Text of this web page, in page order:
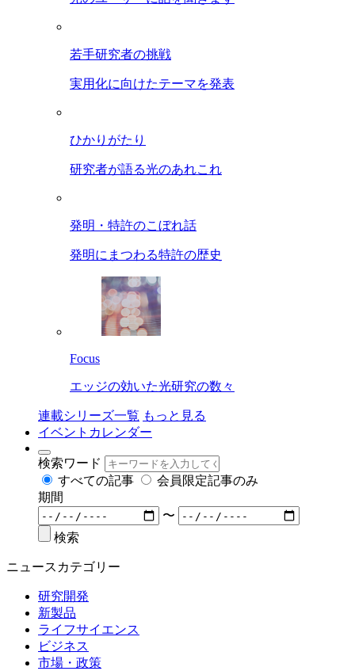
若手研究者の挑戦
実用化に向けたテーマを発表
ひかりがたり
研究者が語る光のあれこれ
発明・特許のこぼれ話
発明にまつわる特許の歴史
Focus
エッジの効いた光研究の数々
連載シリーズ一覧 もっと見る
イベントカレンダー
検索ワード
すべての記事
会員限定記事のみ
期間
〜
検索
ニュースカテゴリー
研究開発
新製品
ライフサイエンス
ビジネス
市場・政策